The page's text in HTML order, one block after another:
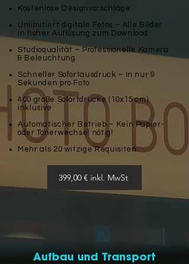
Kostenlose Designvorschläge
Unlimitiert digitale Fotos – Alle Bilder
in hoher Auflösung zum Download
Studioqualität – Professionelle Kamera
& Beleuchtung
Schneller Sofortausdruck – In nur 9
Sekunden pro Foto
400 große Sofortdrucke (10x15 cm)
inklusive
Automatischer Betrieb – Kein Papier-
oder Tonerwechsel nötig!
Mehr als 20 witzige Requisiten
399,00 € inkl. MwSt
Aufbau und Transport